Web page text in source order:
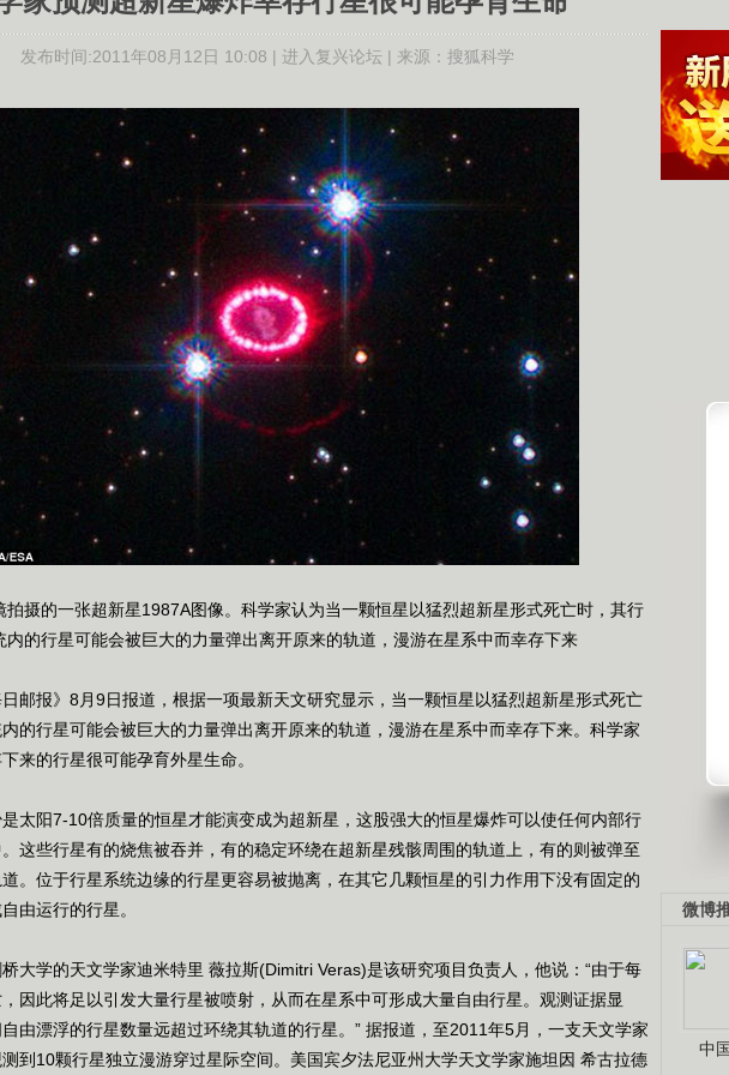
微博
中
发布时间:2011年08月12日 10:08 | 进入复兴论坛| 来源： 搜狐科学
拍摄的一张超新星1987A图像。科学家认为当一颗恒星以猛烈超新星形式死亡时，其行
内的行星可能会被巨大的力量弹出离开原来的轨道，漫游在星系中而幸存下来
报》8月9日报道，根据一项最新天文研究显示，当一颗恒星以猛烈超新星形式死亡
的行星可能会被巨大的力量弹出离开原来的轨道，漫游在星系中而幸存下来。科学家
来的行星很可能孕育外星生命。
阳7-10倍质量的恒星才能演变成为超新星，这股强大的恒星爆炸可以使任何内部行
这些行星有的烧焦被吞并，有的稳定环绕在超新星残骸周围的轨道上，有的则被弹至
。位于行星系统边缘的行星更容易被抛离，在其它几颗恒星的引力作用下没有固定的
由运行的行星。
学的天文学家迪米特里 薇拉斯(Dimitri Veras)是该研究项目负责人，他说：“由于每
因此将足以引发大量行星被喷射，从而在星系中可形成大量自由行星。观测证据显
由漂浮的行星数量远超过环绕其轨道的行星。” 据报道，至2011年5月，一支天文学家
到10颗行星独立漫游穿过星际空间。美国宾夕法尼亚州大学天文学家施坦因 希古拉德